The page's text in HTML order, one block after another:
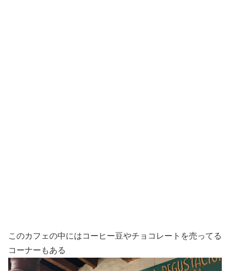
このカフェの中にはコーヒー豆やチョコレートを売ってる
コーナーもある